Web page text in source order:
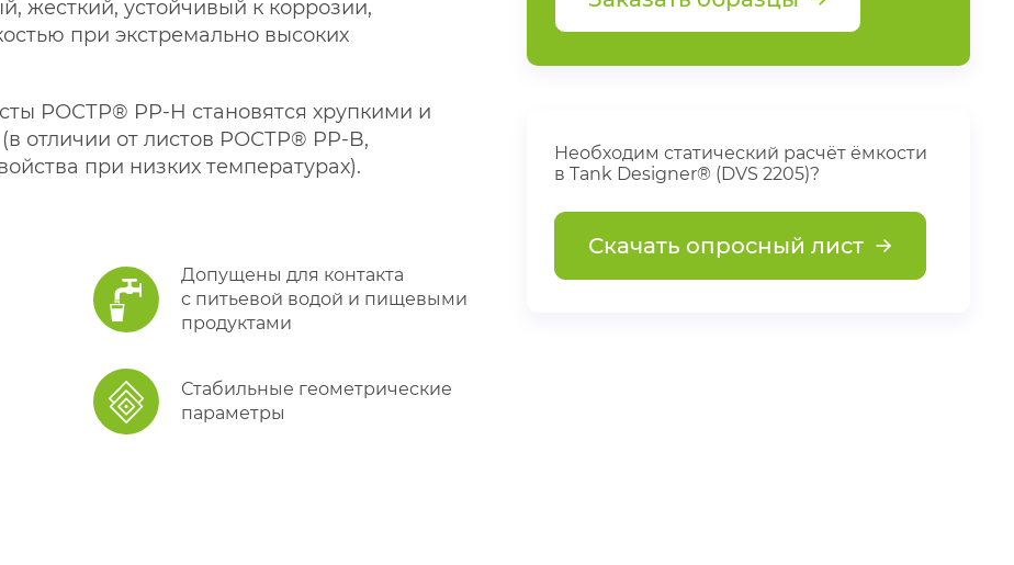
жесткий, устойчивый к коррозии,
при экстремально высоких
РОСТР® PP-H становятся хрупкими и
отличии от листов РОСТР® PP-B,
при низких температурах).
Допущены для контакта
с питьевой водой и пищевыми
продуктами
Стабильные геометрические
параметры
Необходим статический расчёт ёмкости
в Tank Designer® (DVS 2205)?
Скачать опросный лист